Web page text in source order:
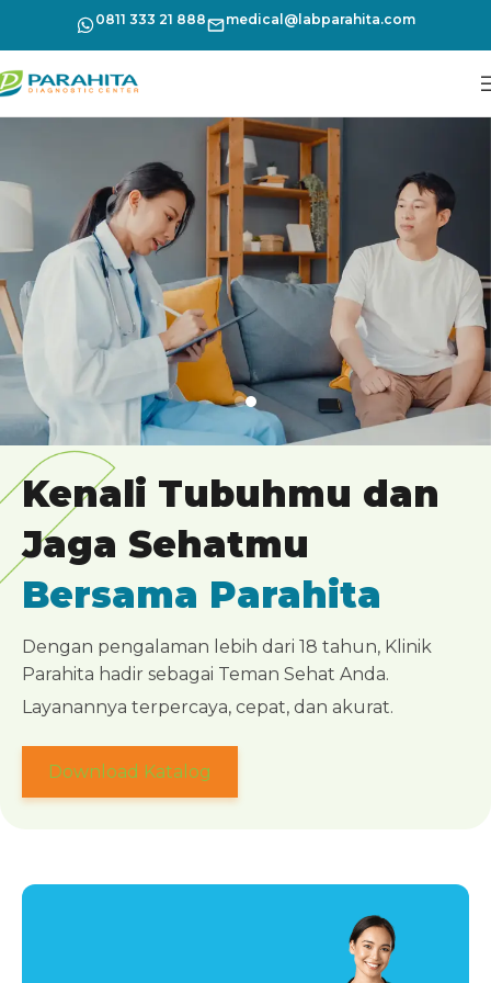
0811 333 21 888 medical@labparahita.com
Kenali Tubuhmu dan
Jaga Sehatmu
Bersama Parahita
Dengan pengalaman lebih dari 18 tahun, Klinik
Parahita hadir sebagai Teman Sehat Anda.
Layanannya terpercaya, cepat, dan akurat.
Download Katalog